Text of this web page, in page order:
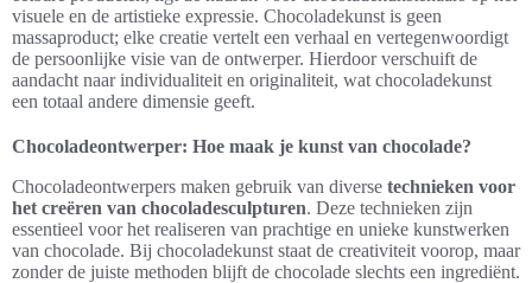
visuele en de artistieke expressie. Chocoladekunst is geen
massaproduct; elke creatie vertelt een verhaal en vertegenwoordigt
de persoonlijke visie van de ontwerper. Hierdoor verschuift de
aandacht naar individualiteit en originaliteit, wat chocoladekunst
een totaal andere dimensie geeft.
Chocoladeontwerper: Hoe maak je kunst van chocolade?
Chocoladeontwerpers maken gebruik van diverse technieken voor
het creëren van chocoladesculpturen. Deze technieken zijn
essentieel voor het realiseren van prachtige en unieke kunstwerken
van chocolade. Bij chocoladekunst staat de creativiteit voorop, maar
zonder de juiste methoden blijft de chocolade slechts een ingrediënt.